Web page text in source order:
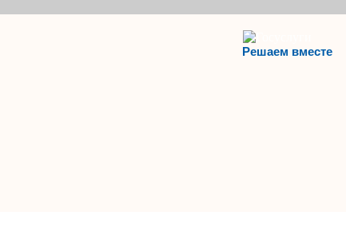
Решаем вместе